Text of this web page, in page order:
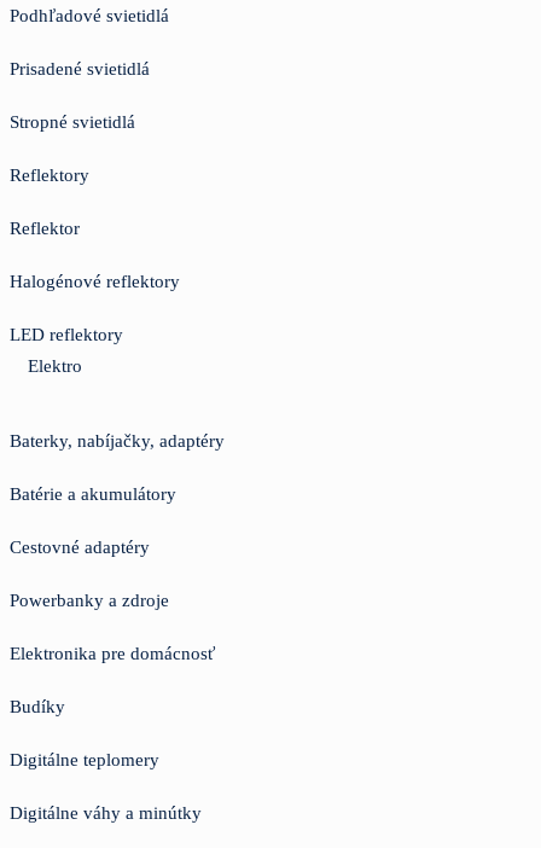
Podhľadové svietidlá
Prisadené svietidlá
Stropné svietidlá
Reflektory
Reflektor
Halogénové reflektory
LED reflektory
Elektro
Baterky, nabíjačky, adaptéry
Batérie a akumulátory
Cestovné adaptéry
Powerbanky a zdroje
Elektronika pre domácnosť
Budíky
Digitálne teplomery
Digitálne váhy a minútky